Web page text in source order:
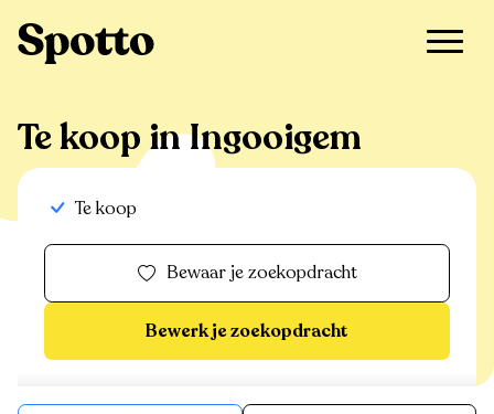
Te koop in Ingooigem
Te koop
Bewaar je zoekopdracht
Bewerk je zoekopdracht